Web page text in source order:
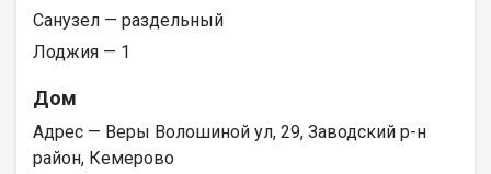
Санузел — раздельный
Лоджия — 1
Дом
Адрес — Веры Волошиной ул, 29, Заводский р-н
район, Кемерово